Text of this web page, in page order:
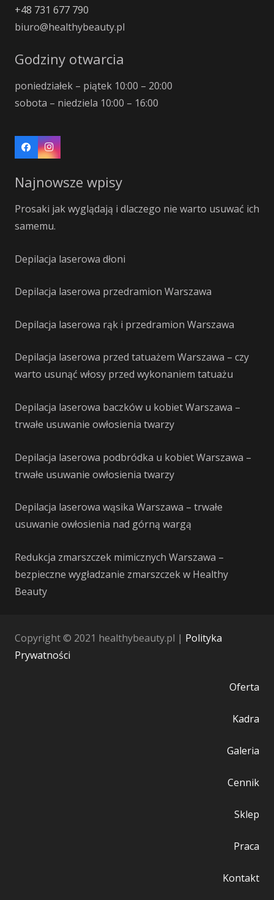
+48 731 677 790
biuro@healthybeauty.pl
Godziny otwarcia
poniedziałek – piątek 10:00 – 20:00
sobota – niedziela 10:00 – 16:00
Najnowsze wpisy
Prosaki jak wyglądają i dlaczego nie warto usuwać ich
samemu.
Depilacja laserowa dłoni
Depilacja laserowa przedramion Warszawa
Depilacja laserowa rąk i przedramion Warszawa
Depilacja laserowa przed tatuażem Warszawa – czy
warto usunąć włosy przed wykonaniem tatuażu
Depilacja laserowa baczków u kobiet Warszawa –
trwałe usuwanie owłosienia twarzy
Depilacja laserowa podbródka u kobiet Warszawa –
trwałe usuwanie owłosienia twarzy
Depilacja laserowa wąsika Warszawa – trwałe
usuwanie owłosienia nad górną wargą
Redukcja zmarszczek mimicznych Warszawa –
bezpieczne wygładzanie zmarszczek w Healthy
Beauty
Copyright © 2021 healthybeauty.pl | Polityka
Prywatności
Oferta
Kadra
Galeria
Cennik
Sklep
Praca
Kontakt